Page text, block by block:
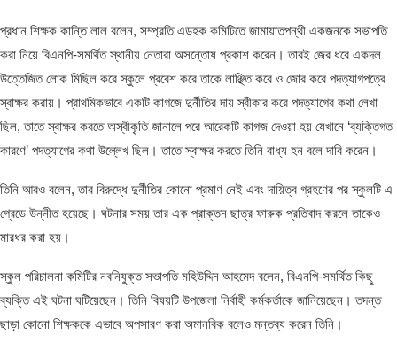
প্রধান শিক্ষক কান্তি লাল বলেন, সম্প্রতি এডহক কমিটিতে জামায়াতপন্থী একজনকে সভাপতি
করা নিয়ে বিএনপি-সমর্থিত স্থানীয় নেতারা অসন্তোষ প্রকাশ করেন। তারই জের ধরে একদল
উত্তেজিত লোক মিছিল করে স্কুলে প্রবেশ করে তাকে লাঞ্ছিত করে ও জোর করে পদত্যাগপত্রে
স্বাক্ষর করায়। প্রাথমিকভাবে একটি কাগজে দুর্নীতির দায় স্বীকার করে পদত্যাগের কথা লেখা
ছিল, তাতে স্বাক্ষর করতে অস্বীকৃতি জানালে পরে আরেকটি কাগজ দেওয়া হয় যেখানে ‘ব্যক্তিগত
কারণে’ পদত্যাগের কথা উল্লেখ ছিল। তাতে স্বাক্ষর করতে তিনি বাধ্য হন বলে দাবি করেন।
তিনি আরও বলেন, তার বিরুদ্ধে দুর্নীতির কোনো প্রমাণ নেই এবং দায়িত্ব গ্রহণের পর স্কুলটি এ
গ্রেডে উন্নীত হয়েছে। ঘটনার সময় তার এক প্রাক্তন ছাত্র ফারুক প্রতিবাদ করলে তাকেও
মারধর করা হয়।
স্কুল পরিচালনা কমিটির নবনিযুক্ত সভাপতি মহিউদ্দিন আহমেদ বলেন, বিএনপি-সমর্থিত কিছু
ব্যক্তি এই ঘটনা ঘটিয়েছেন। তিনি বিষয়টি উপজেলা নির্বাহী কর্মকর্তাকে জানিয়েছেন। তদন্ত
ছাড়া কোনো শিক্ষককে এভাবে অপসারণ করা অমানবিক বলেও মন্তব্য করেন তিনি।